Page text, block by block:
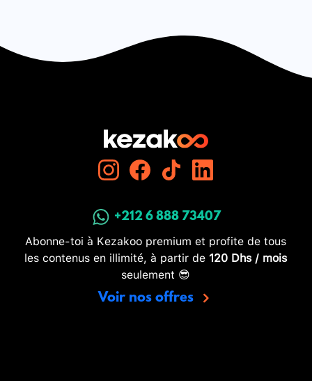
+212 6 888 73407
Abonne-toi à Kezakoo premium et profite de tous
les contenus en illimité, à partir de 120 Dhs / mois
seulement 😎
Voir nos offres